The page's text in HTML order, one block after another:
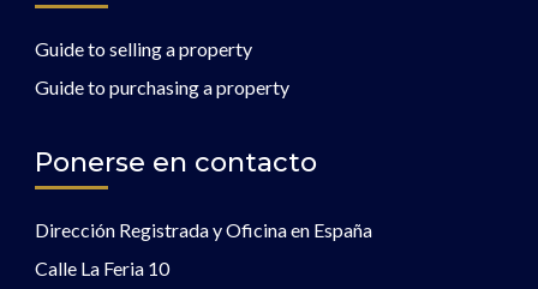
Guide to selling a property
Guide to purchasing a property
Ponerse en contacto
Dirección Registrada y Oficina en España
Calle La Feria 10